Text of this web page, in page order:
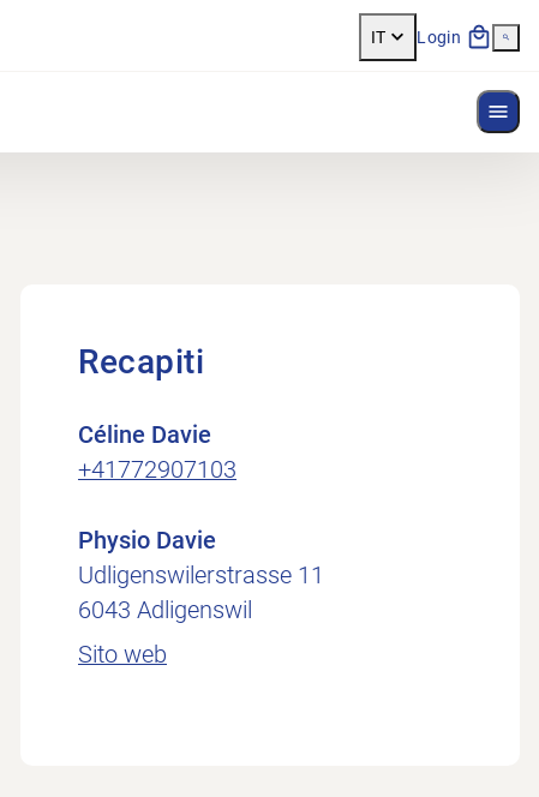
IT Login
Recapiti
Céline Davie
+41772907103
Physio Davie
Udligenswilerstrasse 11
6043 Adligenswil
Sito web